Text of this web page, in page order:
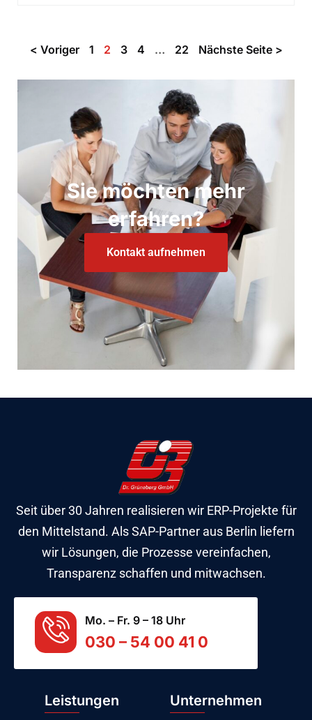
< Voriger 1 2 3 4 … 22 Nächste Seite >
Sie möchten mehr
erfahren?
Kontakt aufnehmen
Seit über 30 Jahren realisieren wir ERP-Projekte für
den Mittelstand. Als SAP-Partner aus Berlin liefern
wir Lösungen, die Prozesse vereinfachen,
Transparenz schaffen und mitwachsen.
Mo. – Fr. 9 – 18 Uhr
030 – 54 00 41 0
Leistungen Unternehmen